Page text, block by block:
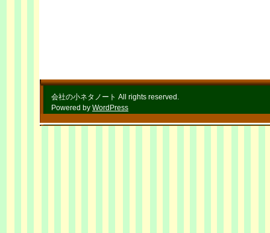
会社の小ネタノート All rights reserved.
Powered by WordPress